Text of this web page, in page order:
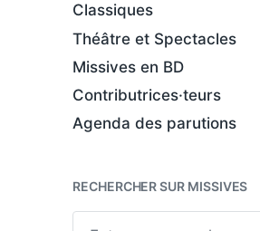
Classiques
Théâtre et Spectacles
Missives en BD
Contributrices·teurs
Agenda des parutions
RECHERCHER SUR MISSIVES